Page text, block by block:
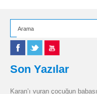
Son Yazılar
Karan’ı vuran çocuğun